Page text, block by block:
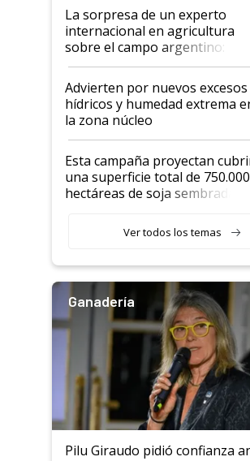
La sorpresa de un experto
internacional en agricultura
sobre el campo argentino:
"Estoy muy impresionado"
Advierten por nuevos excesos
hídricos y humedad extrema
la zona núcleo
Esta campaña proyectan
una superficie total de 750.000
hectáreas de soja sembradas
variedades que marcan un
salto tecnológico en genética y
Ver todos los temas
Ganadería
Pilu Giraudo pidió confianza